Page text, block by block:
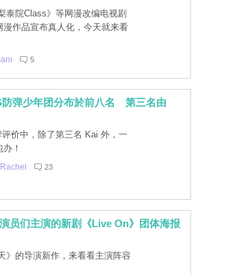
泰院Class》等网漫改编电视剧
作品宣布真人化，今天就来看
5
防弹少年团分布於前八名 第三名由
价中，除了第三名 Kai 外，一
！
Rachel 23
员们主演的新剧《Live On》团体海报
》的导演新作，来看看主演阵容